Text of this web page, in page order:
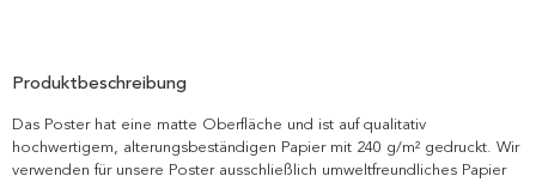
Produktbeschreibung
Das Poster hat eine matte Oberfläche und ist auf qualitativ
hochwertigem, alterungsbeständigen Papier mit 240 g/m² gedruckt. Wir
verwenden für unsere Poster ausschließlich umweltfreundliches Papier